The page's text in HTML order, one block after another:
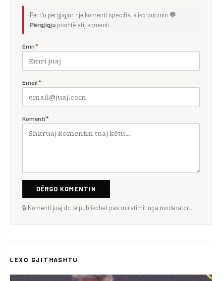
Për t'u përgjigjur një komenti specifik, kliko butonin 💬
Përgjigju poshtë atij komenti.
Emri *
Email *
Komenti *
DËRGO KOMENTIN
🔒 Komenti juaj do të publikohet pas miratimit nga moderatori.
LEXO GJITHASHTU